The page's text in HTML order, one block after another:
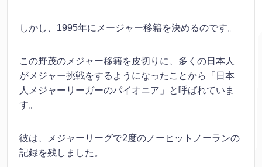
しかし、1995年にメージャー移籍を決めるのです。
この野茂のメジャー移籍を皮切りに、多くの日本人
がメジャー挑戦をするようになったことから「日本
人メジャーリーガーのパイオニア」と呼ばれていま
す。
彼は、メジャーリーグで2度のノーヒットノーランの
記録を残しました。